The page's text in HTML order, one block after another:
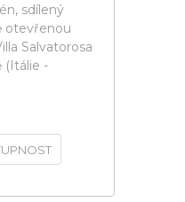
sdílený
otevřenou
Salvatorosa
(Itálie -